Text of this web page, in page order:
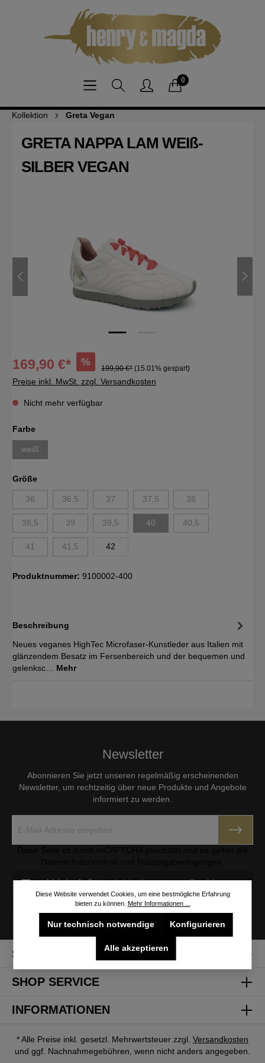
0
Kollektion Greta Vegan
GRETA NAPPA LAM WEIß-
SILBER VEGAN
169,90 €* %
199,90 €* (15.01% gespart)
Preise inkl. MwSt. zzgl. Versandkosten
Nicht mehr verfügbar
Farbe
weiß
Größe
36 36,5 37 37,5 38
38,5 39 39,5 40 40,5
41 41,5 42
Produktnummer: 9100002-400
Beschreibung
Neues veganes HighTec Microfaser-Kunstleder aus Italien mit
glänzendem Besatz im Fersenbereich und der bequemen und
gelenksc… Mehr
Newsletter
Abonnieren Sie jetzt unseren regelmäßig erscheinenden
Newsletter, um rechtzeitig über neue Produkte und Angebote
informiert zu werden.
Ich habe dieDatenschutzbestimmungenzur Kenntnis
genommen und dieAGBgelesen und bin mit ihnen
einverstanden.
Service-Hotline
SHOP SERVICE
INFORMATIONEN
* Alle Preise inkl. gesetzl. Mehrwertsteuer zzgl. Versandkosten
und ggf. Nachnahmegebühren, wenn nicht anders angegeben.
Diese Website verwendet Cookies, um eine bestmögliche Erfahrung
bieten zu können. Mehr Informationen ...
Nur technisch notwendige Konfigurieren
Alle akzeptieren